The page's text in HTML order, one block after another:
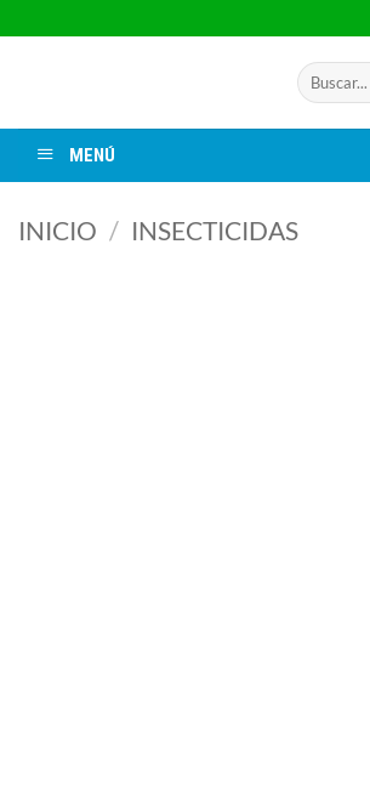
al
Buscar
por:
MENÚ
INICIO / INSECTICIDAS